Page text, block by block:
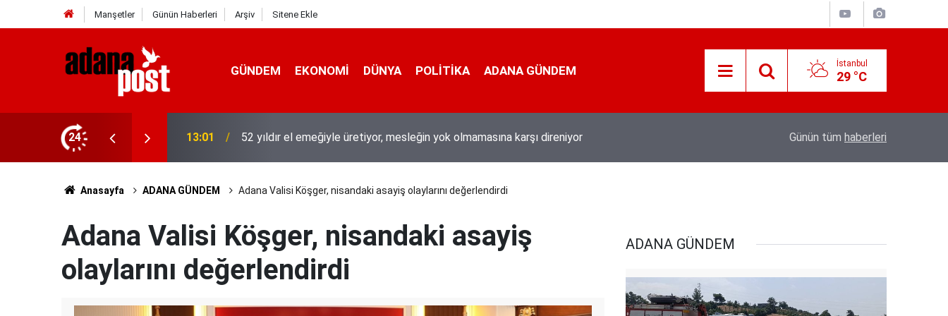
Manşetler Günün Haberleri Arşiv Sitene Ekle
GÜNDEM EKONOMI DÜNYA POLİTİKA ADANA GÜNDEM İstanbul
29 °C
24
karşı direniyor 12:53 Hava 40, asfalt 200 derece: Adana’da işçilerin zorlu mesaisi Türkiye, Suudi Arabistan ve Pakistan
Günün tüm haberleri
Anasayfa ADANA GÜNDEM Adana Valisi Köşger, nisandaki asayiş olaylarını değerlendirdi
Adana Valisi Köşger, nisandaki asayiş
olaylarını değerlendirdi
ADANA GÜNDEM